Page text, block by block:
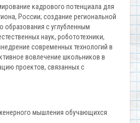
кадрового потенциала для
России; создание региональной
образования с углубленным
наук, робототехники,
современных технологий в
вовлечение школьников в
проектов, связанных с
мышления обучающихся